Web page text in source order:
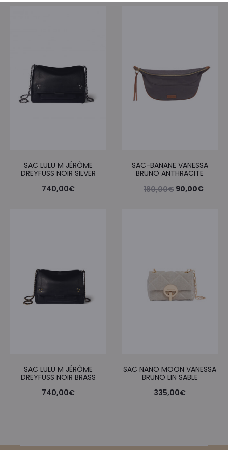
SAC LULU M JÉRÔME
DREYFUSS NOIR SILVER
740,00€
SAC-BANANE VANESSA
BRUNO ANTHRACITE
180,00€ Le
90,00€
SAC LULU M JÉRÔME
DREYFUSS NOIR BRASS
740,00€
SAC NANO MOON VANESSA
BRUNO LIN SABLE
335,00€